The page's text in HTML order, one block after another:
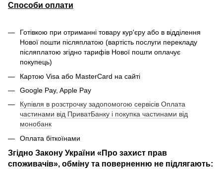
Способи оплати
Готівкою при отриманні товару кур'єру або в відділення
Нової пошти післяплатою (вартість послуги перекладу
післяплатою згідно тарифів Нової пошти оплачує
покупець)
Картою Visa або MasterCard на сайті
Google Pay, Apple Pay
Купівля в розстрочку задопомогою сервісів Оплата
частинами від ПриватБанку і покупка частинами від
монобанк
Оплата біткоїнами
Згідно Закону України «Про захист прав
споживачів», обміну та поверненню не підлягають: